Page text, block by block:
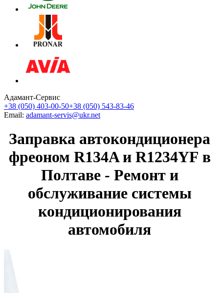
Адамант-Сервис
+38 (050) 403-00-50+38 (050) 543-83-46
Email: adamant-servis@ukr.net
Заправка автокондиционера
фреоном R134A и R1234YF в
Полтаве - Ремонт и
обслуживание системы
кондиционирования
автомобиля